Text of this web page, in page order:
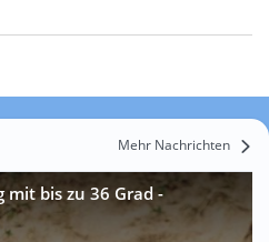
Mehr Nachrichten
bis zu 36 Grad -